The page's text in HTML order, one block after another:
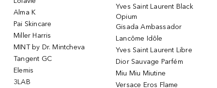
Alma K
Pai Skincare
Miller Harris
MINT by Dr. Mintcheva
Tangent GC
Elemis
3LAB
Yves Saint Laurent Black
Opium
Gisada Ambassador
Lancôme Idôle
Yves Saint Laurent Libre
Dior Sauvage Parfém
Miu Miu Miutine
Versace Eros Flame